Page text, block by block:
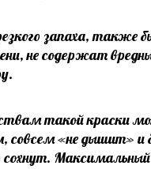
запаха, также
не содержат
такой краски
«не дышит» и
сохнут.